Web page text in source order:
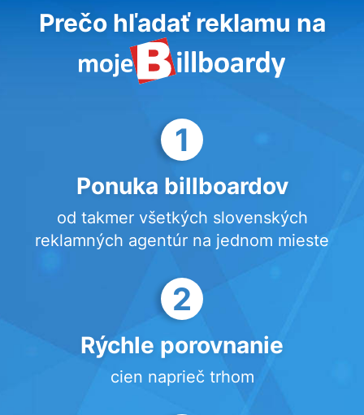
Prečo hľadať reklamu na
1
Ponuka billboardov
od takmer všetkých slovenských
reklamných agentúr na jednom mieste
2
Rýchle porovnanie
cien naprieč trhom